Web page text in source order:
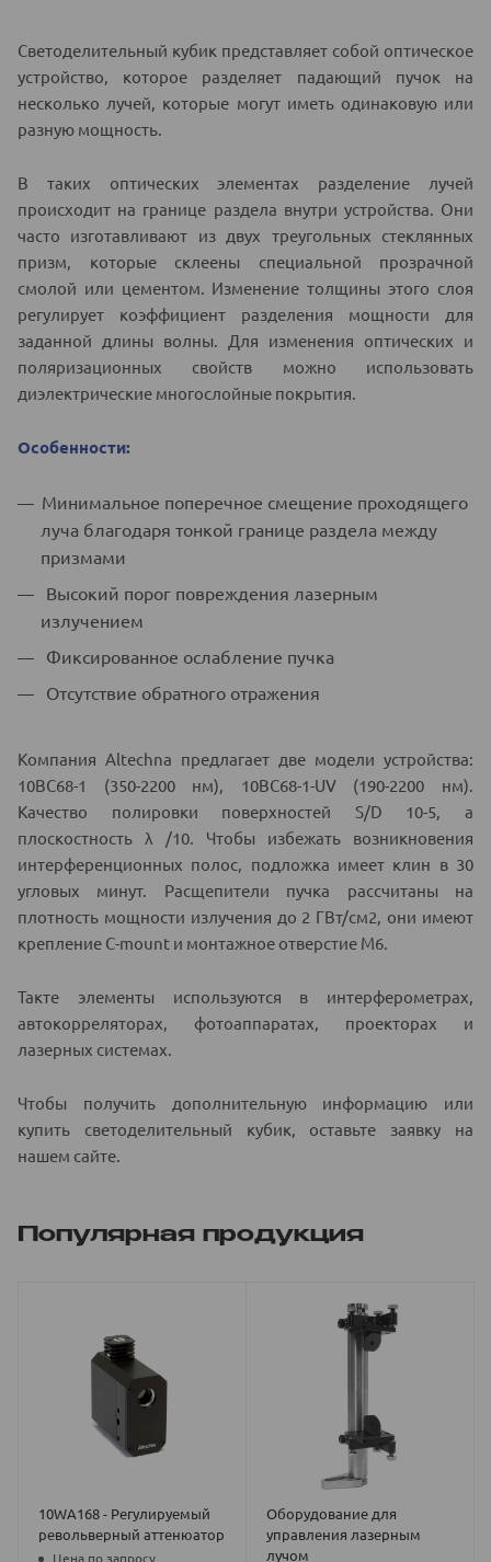
Светоделительный кубик представляет собой оптическое
устройство, которое разделяет падающий пучок на
несколько лучей, которые могут иметь одинаковую или
разную мощность.
В таких оптических элементах разделение лучей
происходит на границе раздела внутри устройства. Они
часто изготавливают из двух треугольных стеклянных
призм, которые склеены специальной прозрачной
смолой или цементом. Изменение толщины этого слоя
регулирует коэффициент разделения мощности для
заданной длины волны. Для изменения оптических и
поляризационных свойств можно использовать
диэлектрические многослойные покрытия.
Особенности:
Минимальное поперечное смещение проходящего
луча благодаря тонкой границе раздела между
призмами
Высокий порог повреждения лазерным
излучением
Фиксированное ослабление пучка
Отсутствие обратного отражения
Компания Altechna предлагает две модели устройства:
10BC68-1 (350-2200 нм), 10BC68-1-UV (190-2200 нм).
Качество полировки поверхностей S/D 10-5, а
плоскостность λ /10. Чтобы избежать возникновения
интерференционных полос, подложка имеет клин в 30
угловых минут. Расщепители пучка рассчитаны на
плотность мощности излучения до 2 ГВт/см2, они имеют
крепление С-mount и монтажное отверстие М6.
Такте элементы используются в интерферометрах,
автокорреляторах, фотоаппаратах, проекторах и
лазерных системах.
Чтобы получить дополнительную информацию или
купить светоделительный кубик, оставьте заявку на
нашем сайте.
Популярная продукция
10WA168 - Регулируемый
револьверный аттенюатор
Цена по запросу
Оборудование для
управления лазерным
лучом